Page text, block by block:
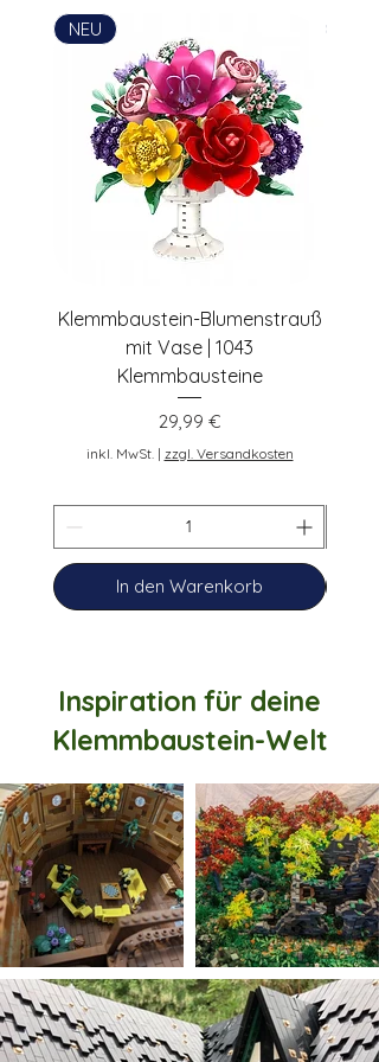
Postadresse: Lentruper Ring 19, DE-
48231 Warendorf, Deutschland,
pennybricks.de -
shop@pennybricks.de
NEU
Klemmbaustein-Blumenstrauß
mit Vase | 1043
Klemmbausteine
Preis
29,99 €
inkl. MwSt.| zzgl. Versandkosten
In den Warenkorb
Inspiration für deine
Klemmbaustein-Welt